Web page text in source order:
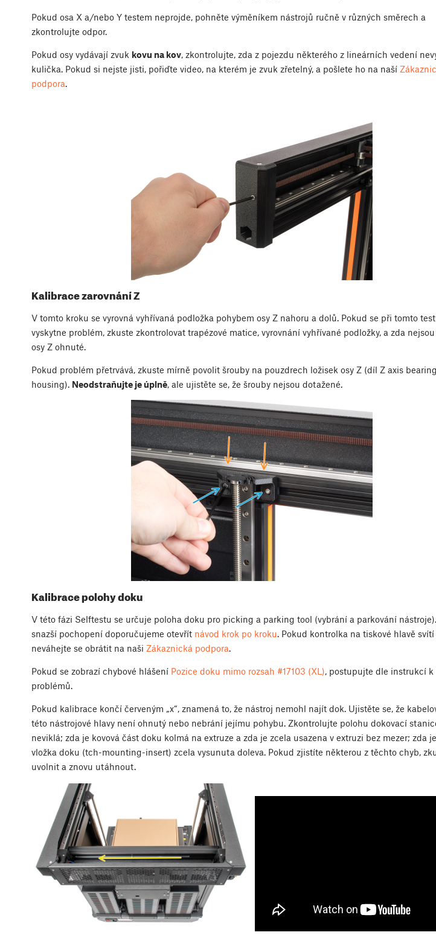
Pokud osa X a/nebo Y testem neprojde, pohněte výměníkem nástrojů ručně v různých směrech a
zkontrolujte odpor.
Pokud osy vydávají zvuk kovu na kov, zkontrolujte, zda z pojezdu některého z lineárních vedení
kulička. Pokud si nejste jisti, pořiďte video, na kterém je zvuk zřetelný, a pošlete ho na naší
podpora.
Kalibrace zarovnání Z
V tomto kroku se vyrovná vyhřívaná podložka pohybem osy Z nahoru a dolů. Pokud se při tomto
vyskytne problém, zkuste zkontrolovat trapézové matice, vyrovnání vyhřívané podložky, a zda
osy Z ohnuté.
Pokud problém přetrvává, zkuste mírně povolit šrouby na pouzdrech ložisek osy Z (díl Z axis bearing
housing). Neodstraňujte je úplně, ale ujistěte se, že šrouby nejsou dotažené.
Kalibrace polohy doku
V této fázi Selftestu se určuje poloha doku pro picking a parking tool (vybrání a parkování
snazší pochopení doporučujeme otevřít návod krok po kroku. Pokud kontrolka na tiskové hlavě svítí
neváhejte se obrátit na naši Zákaznická podpora.
Pokud se zobrazí chybové hlášení Pozice doku mimo rozsah #17103 (XL), postupujte dle instrukcí k
problémů.
Pokud kalibrace končí červeným „x“, znamená to, že nástroj nemohl najít dok. Ujistěte se, že
této nástrojové hlavy není ohnutý nebo nebrání jejímu pohybu. Zkontrolujte polohu dokovací
neviklá; zda je kovová část doku kolmá na extruze a zda je zcela usazena v extruzi bez mezer; zda
vložka doku (tch-mounting-insert) zcela vysunuta doleva. Pokud zjistíte některou z těchto chyb,
uvolnit a znovu utáhnout.